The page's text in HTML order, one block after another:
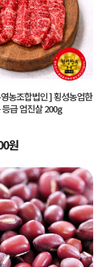
농조합법인 ]횡성농업한
급 업진살 200g
원